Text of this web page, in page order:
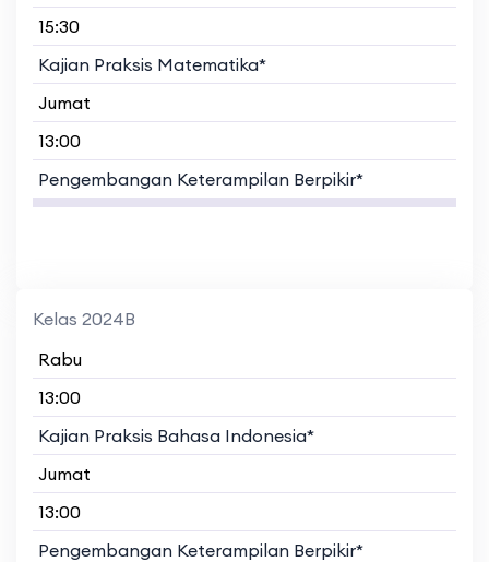
15:30
Kajian Praksis Matematika*
Jumat
13:00
Pengembangan Keterampilan Berpikir*
Kelas 2024B
Rabu
13:00
Kajian Praksis Bahasa Indonesia*
Jumat
13:00
Pengembangan Keterampilan Berpikir*